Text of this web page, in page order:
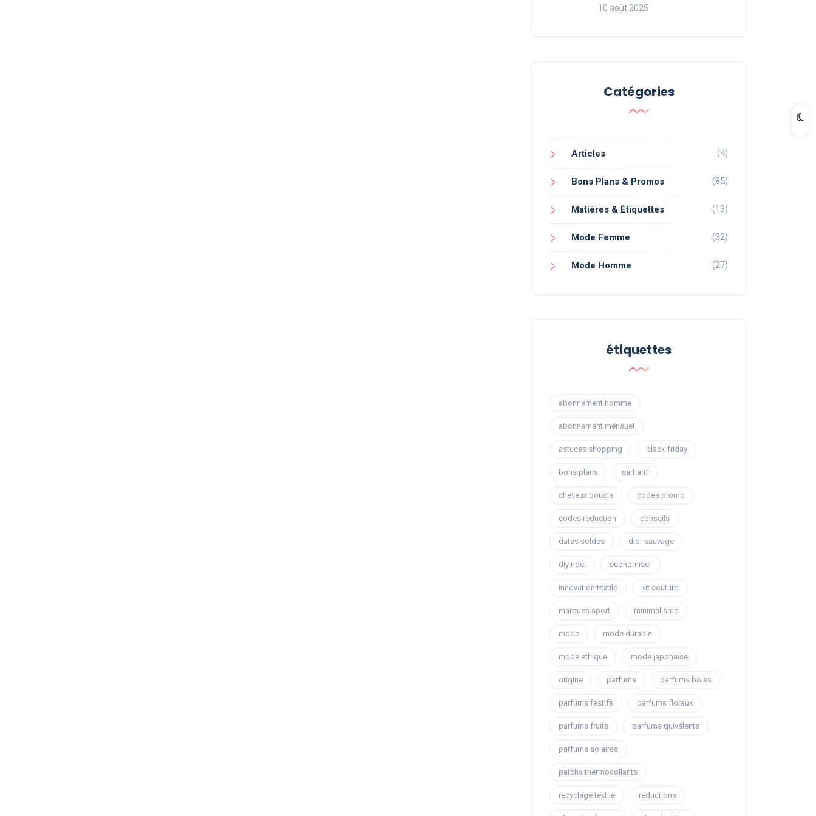
10 août 2025
Catégories
Articles (4)
Bons Plans & Promos (85)
Matières & Étiquettes (13)
Mode Femme (32)
Mode Homme (27)
étiquettes
abonnement homme
abonnement mensuel
astuces shopping black friday
bons plans carhartt
cheveux boucls codes promo
codes reduction conseils
dates soldes dior sauvage
diy noel economiser
innovation textile kit couture
marques sport minimalisme
mode mode durable
mode ethique mode japonaise
origine parfums parfums boiss
parfums festifs parfums floraux
parfums fruits parfums quivalents
parfums solaires
patchs thermocollants
recyclage textile reductions